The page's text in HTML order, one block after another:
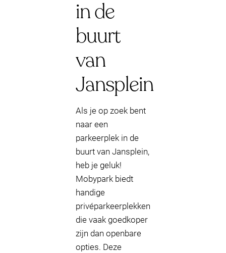
in de
buurt
van
Jansplein
Als je op zoek bent
naar een
parkeerplek in de
buurt van Jansplein,
heb je geluk!
Mobypark biedt
handige
privéparkeerplekken
die vaak goedkoper
zijn dan openbare
opties. Deze